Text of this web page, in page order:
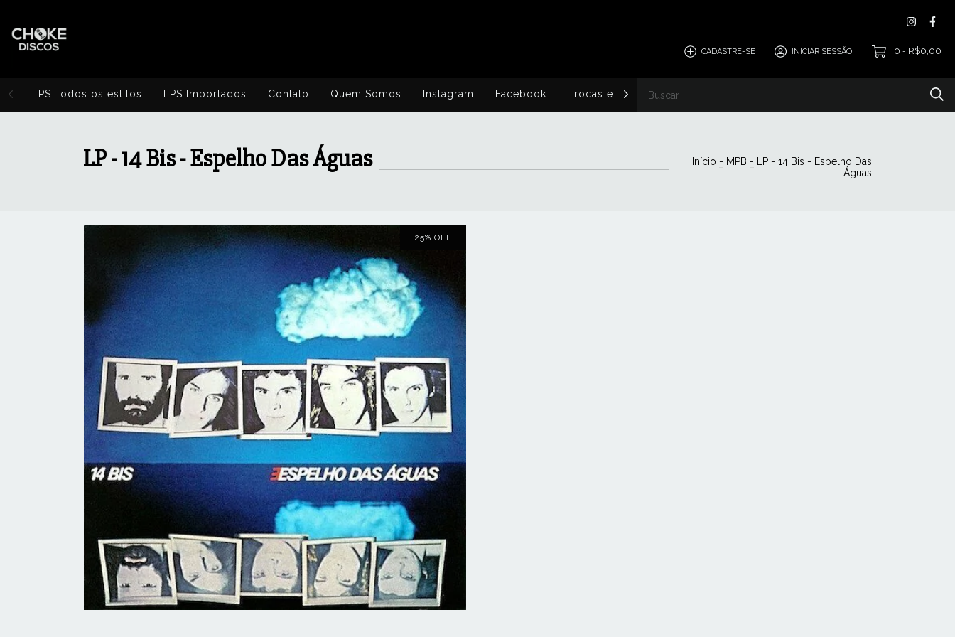
CADASTRE-SE INICIAR SESSÃO 0 - R$0,00
LPS Todos os estilos LPS Importados Contato Quem Somos Instagram Facebook Trocas e Devoluções
LP - 14 Bis - Espelho Das Águas Início - MPB -
LP - 14 Bis - Espelho Das
Águas
25% OFF